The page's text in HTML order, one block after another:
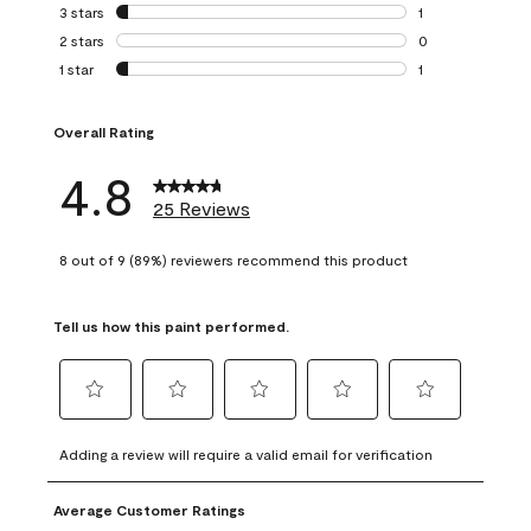
0 reviews with 4
3 stars stars
1
1 review with 3
2 stars stars
0
0 reviews with 2
1 star stars
1
Overall Rating
4.8 25 Reviews
8 out of 9 (89%) reviewers recommend this product
Tell us how this paint performed.
to
rate
the
item
to
rate
the
to
rate
the
item
to
rate
to
rate
Adding a review will require a valid email for verification
Average Customer Ratings